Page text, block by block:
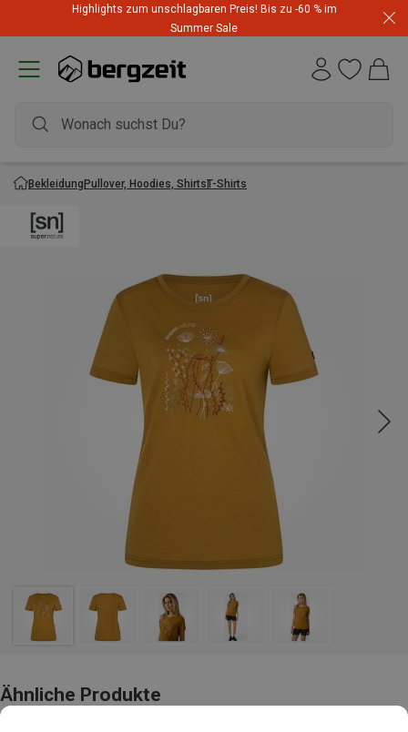
Highlights zum unschlagbaren Preis! Bis zu -60 % im
Summer Sale
BekleidungPullover, Hoodies, ShirtsT-Shirts
Ähnliche Produkte